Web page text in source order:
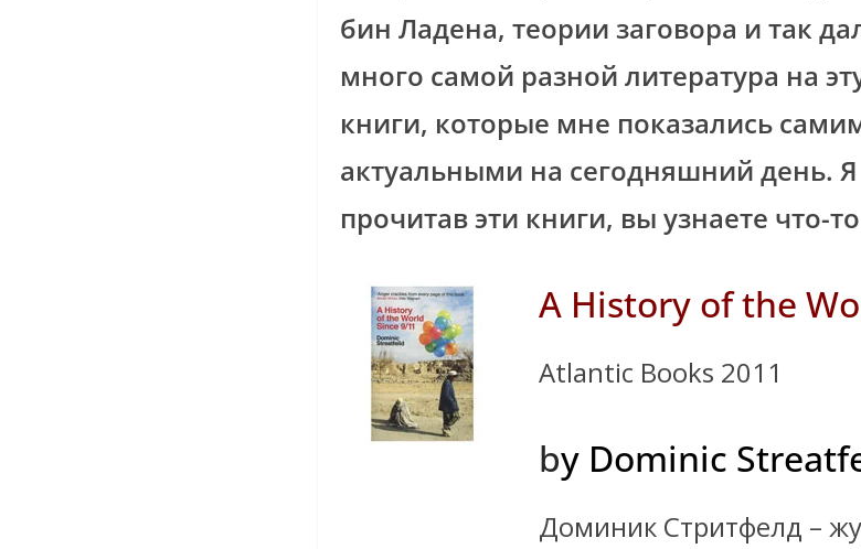
бин Ладена, теории заговора и так
много самой разной литература на
книги, которые мне показались
актуальными на сегодняшний день.
прочитав эти книги, вы узнаете что-
A History of the
Atlantic Books 2011
by Dominic
Доминик Стритфелд –